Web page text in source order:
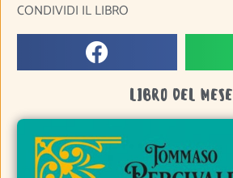
CONDIVIDI IL LIBRO
LIBRO DEL MESE